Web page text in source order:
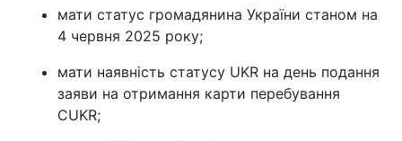
мати статус громадянина України станом на
4 червня 2025 року;
мати наявність статусу UKR на день подання
заяви на отримання карти перебування
CUKR;